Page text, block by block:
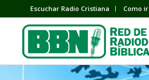
Escuchar Radio Cristiana Como